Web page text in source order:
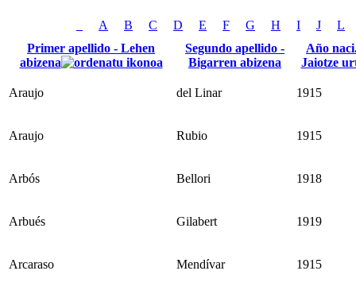
A B C D E F G H I J
L
Primer apellido - Lehen
abizena
Segundo apellido -
Bigarren abizena
Año
Jaiotze
Araujo del Linar 1915
Araujo Rubio 1915
Arbós Bellori 1918
Arbués Gilabert 1919
Arcaraso Mendívar 1915